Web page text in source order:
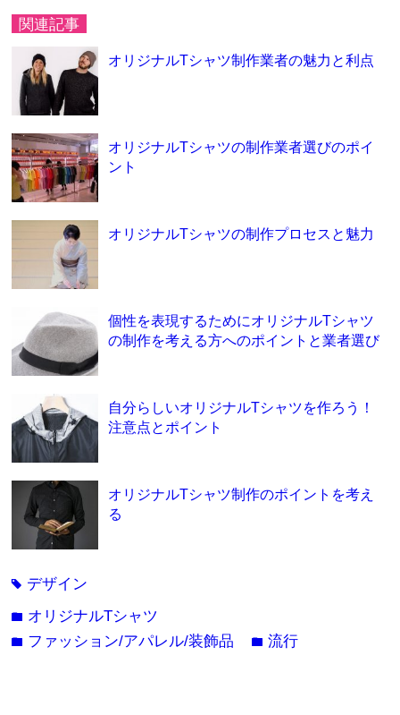
関連記事
オリジナルTシャツ制作業者の魅力と利点
オリジナルTシャツの制作業者選びのポイ
ント
オリジナルTシャツの制作プロセスと魅力
個性を表現するためにオリジナルTシャツ
の制作を考える方へのポイントと業者選び
自分らしいオリジナルTシャツを作ろう！
注意点とポイント
オリジナルTシャツ制作のポイントを考え
る
tag デザイン
folder オリジナルTシャツ
folder ファッション/アパレル/装飾品 folder流行